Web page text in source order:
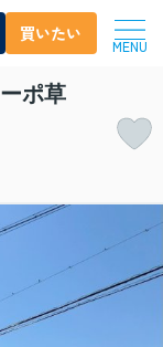
買いたい
MENU
ポ草